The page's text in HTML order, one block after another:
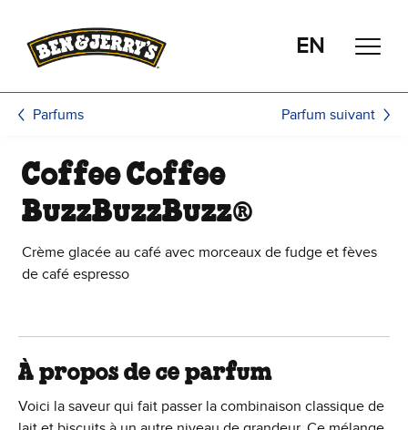
EN
Parfums Parfum suivant
Coffee Coffee
BuzzBuzzBuzz®
Crème glacée au café avec morceaux de fudge et fèves
de café espresso
À propos de ce parfum
Voici la saveur qui fait passer la combinaison classique de